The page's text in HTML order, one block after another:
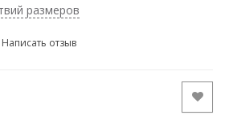
размеров
Написать отзыв